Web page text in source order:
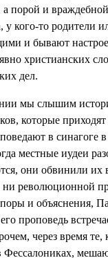
порой и
у кого-то родители
и бывают
христианских
дел.
мы слышим
которые приходят
в синагоге в
местные иудеи
они обвинили их
ни революционной
и объяснения,
проповедь
через время те,
Фессалониках,